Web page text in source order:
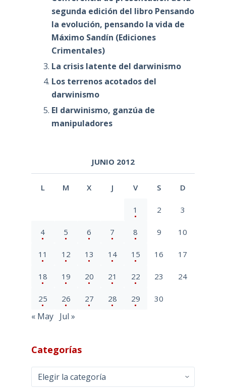
segunda edición del libro Pensando
la evolución, pensando la vida de
Máximo Sandín (Ediciones
Crimentales)
La crisis latente del darwinismo
Los terrenos acotados del
darwinismo
El darwinismo, ganzúa de
manipuladores
JUNIO 2012
L M X J V S D
1 2 3
4 5 6 7 8 9 10
11 12 13 14 15 16 17
18 19 20 21 22 23 24
25 26 27 28 29 30
« May Jul »
Categorías
Categorías